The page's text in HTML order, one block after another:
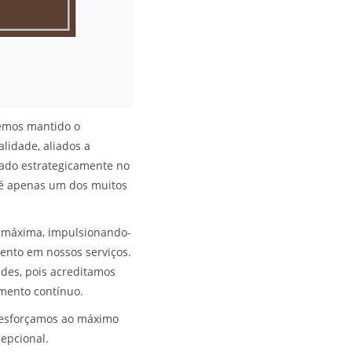
mantido o
aliados a
estrategicamente no
apenas um dos muitos
impulsionando-
em nossos serviços.
pois acreditamos
contínuo.
ao máximo